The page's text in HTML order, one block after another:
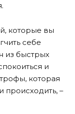
которые вы
себе
из быстрых
и
которая
происходить, –